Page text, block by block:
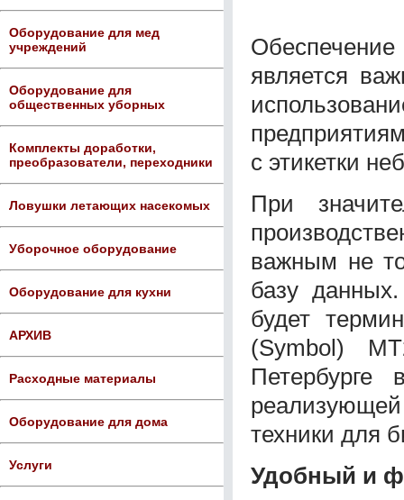
Оборудование для мед
учреждений
Оборудование для
общественных уборных
Комплекты доработки,
преобразователи, переходники
Ловушки летающих насекомых
Уборочное оборудование
Оборудование для кухни
АРХИВ
Расходные материалы
Оборудование для дома
Услуги
является
с этикетки
При
важным не
базу
будет
(Symbol)
техники для
Удобный и